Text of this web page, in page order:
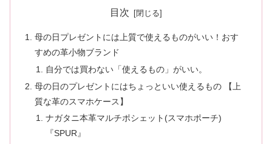
目次
母の日プレゼントには上質で使えるものがいい！おす
すめの革小物ブランド
自分では買わない「使えるもの」がいい。
母の日のプレゼントにはちょっといい使えるもの 【上
質な革のスマホケース】
ナガタニ本革マルチポシェット(スマホポーチ)
『SPUR』